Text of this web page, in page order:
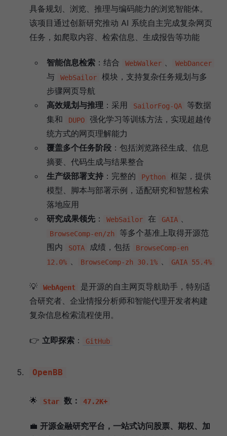
具备规划、浏览、推理与编码能力的浏览智能体。
该项目通过创新研究推动 AI 系统自主完成复杂网页
任务，如爬取内容、检索信息、生成报告等功能
智能信息检索 ：结合 WebWalker 、 WebDancer
与 WebSailor
模块，支持复杂任务规划与多
步骤网页导航
高效规划与推理 ：采用 SailorFog‑QA
等数据
集和
DUPO
强化学习等训练方法，实现超越传
统方式的网页理解能力
覆盖多个任务阶段 ：包括浏览路径生成、信息
摘要、代码生成与结果整合
生产级部署支持 ：完整的 Python
框架，提供
模型、脚本与部署示例，适配研究和智慧检索
落地应用
研究成果领先 ： WebSailor 在 GAIA 、
BrowseComp-en/zh
等多个基准上取得开源范
围内
SOTA 成绩，包括
BrowseComp-en
12.0% 、 BrowseComp-zh 30.1% 、 GAIA 55.4%
💡 WebAgent
是开源的自主网页导航助手，特别适
合研究者、企业情报分析师和智能代理开发者构建
复杂信息检索流程使用。
👉 立即探索 ： GitHub
OpenBB
🌟 Star 数： 47.2K+
💼 开源金融研究平台，一站式访问股票、期权、加